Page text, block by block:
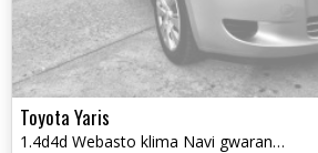
Toyota Yaris
1.4d4d Webasto klima Navi gwarancja serwisowana świeżo sprowadzona 1w